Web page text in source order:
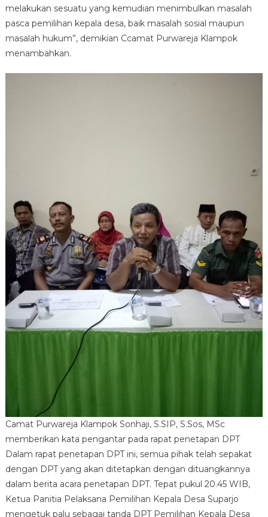
melakukan sesuatu yang kemudian menimbulkan masalah
pasca pemilihan kepala desa, baik masalah sosial maupun
masalah hukum”, demikian Ccamat Purwareja Klampok
menambahkan.
Camat Purwareja Klampok Sonhaji, S.SIP, S.Sos, MSc
memberikan kata pengantar pada rapat penetapan DPT
Dalam rapat penetapan DPT ini, semua pihak telah sepakat
dengan DPT yang akan ditetapkan dengan dituangkannya
dalam berita acara penetapan DPT. Tepat pukul 20.45 WIB,
Ketua Panitia Pelaksana Pemilihan Kepala Desa Suparjo
mengetuk palu sebagai tanda DPT Pemilihan Kepala Desa